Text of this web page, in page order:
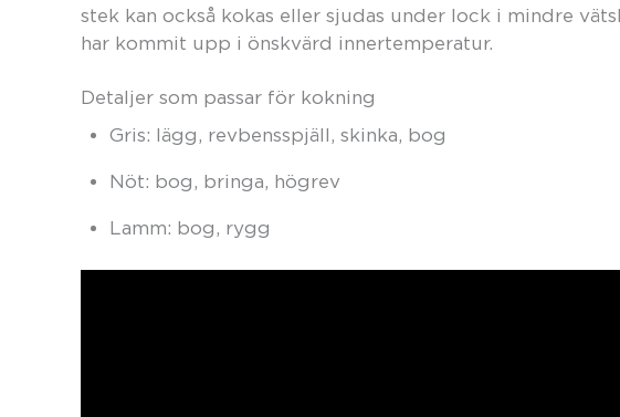
stek kan också kokas eller sjudas under lock i mindre
har kommit upp i önskvärd innertemperatur.
Detaljer som passar för kokning
Gris: lägg, revbensspjäll, skinka, bog
Nöt: bog, bringa, högrev
Lamm: bog, rygg